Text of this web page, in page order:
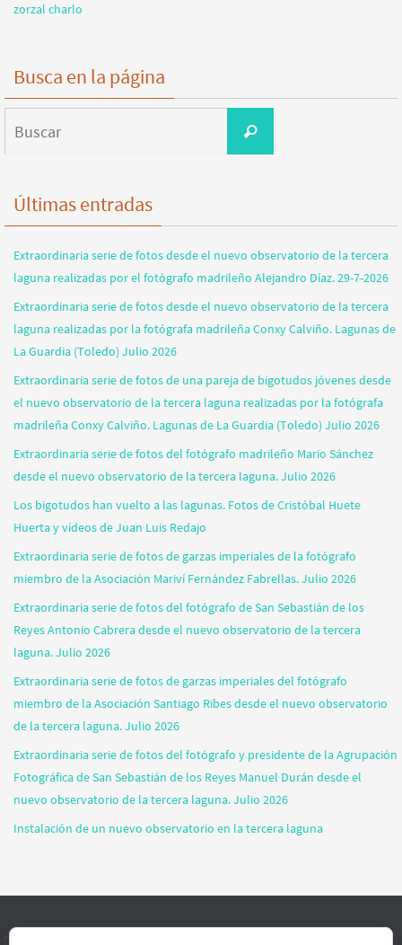
zorzal charlo
Busca en la página
Buscar
Últimas entradas
Extraordinaria serie de fotos desde el nuevo observatorio de la tercera
laguna realizadas por el fotógrafo madrileño Alejandro Díaz. 29-7-2026
Extraordinaria serie de fotos desde el nuevo observatorio de la tercera
laguna realizadas por la fotógrafa madrileña Conxy Calviño. Lagunas de
La Guardia (Toledo) Julio 2026
Extraordinaria serie de fotos de una pareja de bigotudos jóvenes desde
el nuevo observatorio de la tercera laguna realizadas por la fotógrafa
madrileña Conxy Calviño. Lagunas de La Guardia (Toledo) Julio 2026
Extraordinaria serie de fotos del fotógrafo madrileño Mario Sánchez
desde el nuevo observatorio de la tercera laguna. Julio 2026
Los bigotudos han vuelto a las lagunas. Fotos de Cristóbal Huete
Huerta y vídeos de Juan Luis Redajo
Extraordinaria serie de fotos de garzas imperiales de la fotógrafo
miembro de la Asociación Mariví Fernández Fabrellas. Julio 2026
Extraordinaria serie de fotos del fotógrafo de San Sebastián de los
Reyes Antonio Cabrera desde el nuevo observatorio de la tercera
laguna. Julio 2026
Extraordinaria serie de fotos de garzas imperiales del fotógrafo
miembro de la Asociación Santiago Ribes desde el nuevo observatorio
de la tercera laguna. Julio 2026
Extraordinaria serie de fotos del fotógrafo y presidente de la Agrupación
Fotográfica de San Sebastián de los Reyes Manuel Durán desde el
nuevo observatorio de la tercera laguna. Julio 2026
Instalación de un nuevo observatorio en la tercera laguna